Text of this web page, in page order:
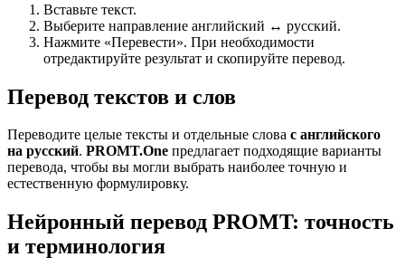
Вставьте текст.
Выберите направление английский ↔ русский.
Нажмите «Перевести». При необходимости
отредактируйте результат и скопируйте перевод.
Перевод текстов и слов
Переводите целые тексты и отдельные слова с английского
на русский. PROMT.One предлагает подходящие варианты
перевода, чтобы вы могли выбрать наиболее точную и
естественную формулировку.
Нейронный перевод PROMT: точность
и терминология